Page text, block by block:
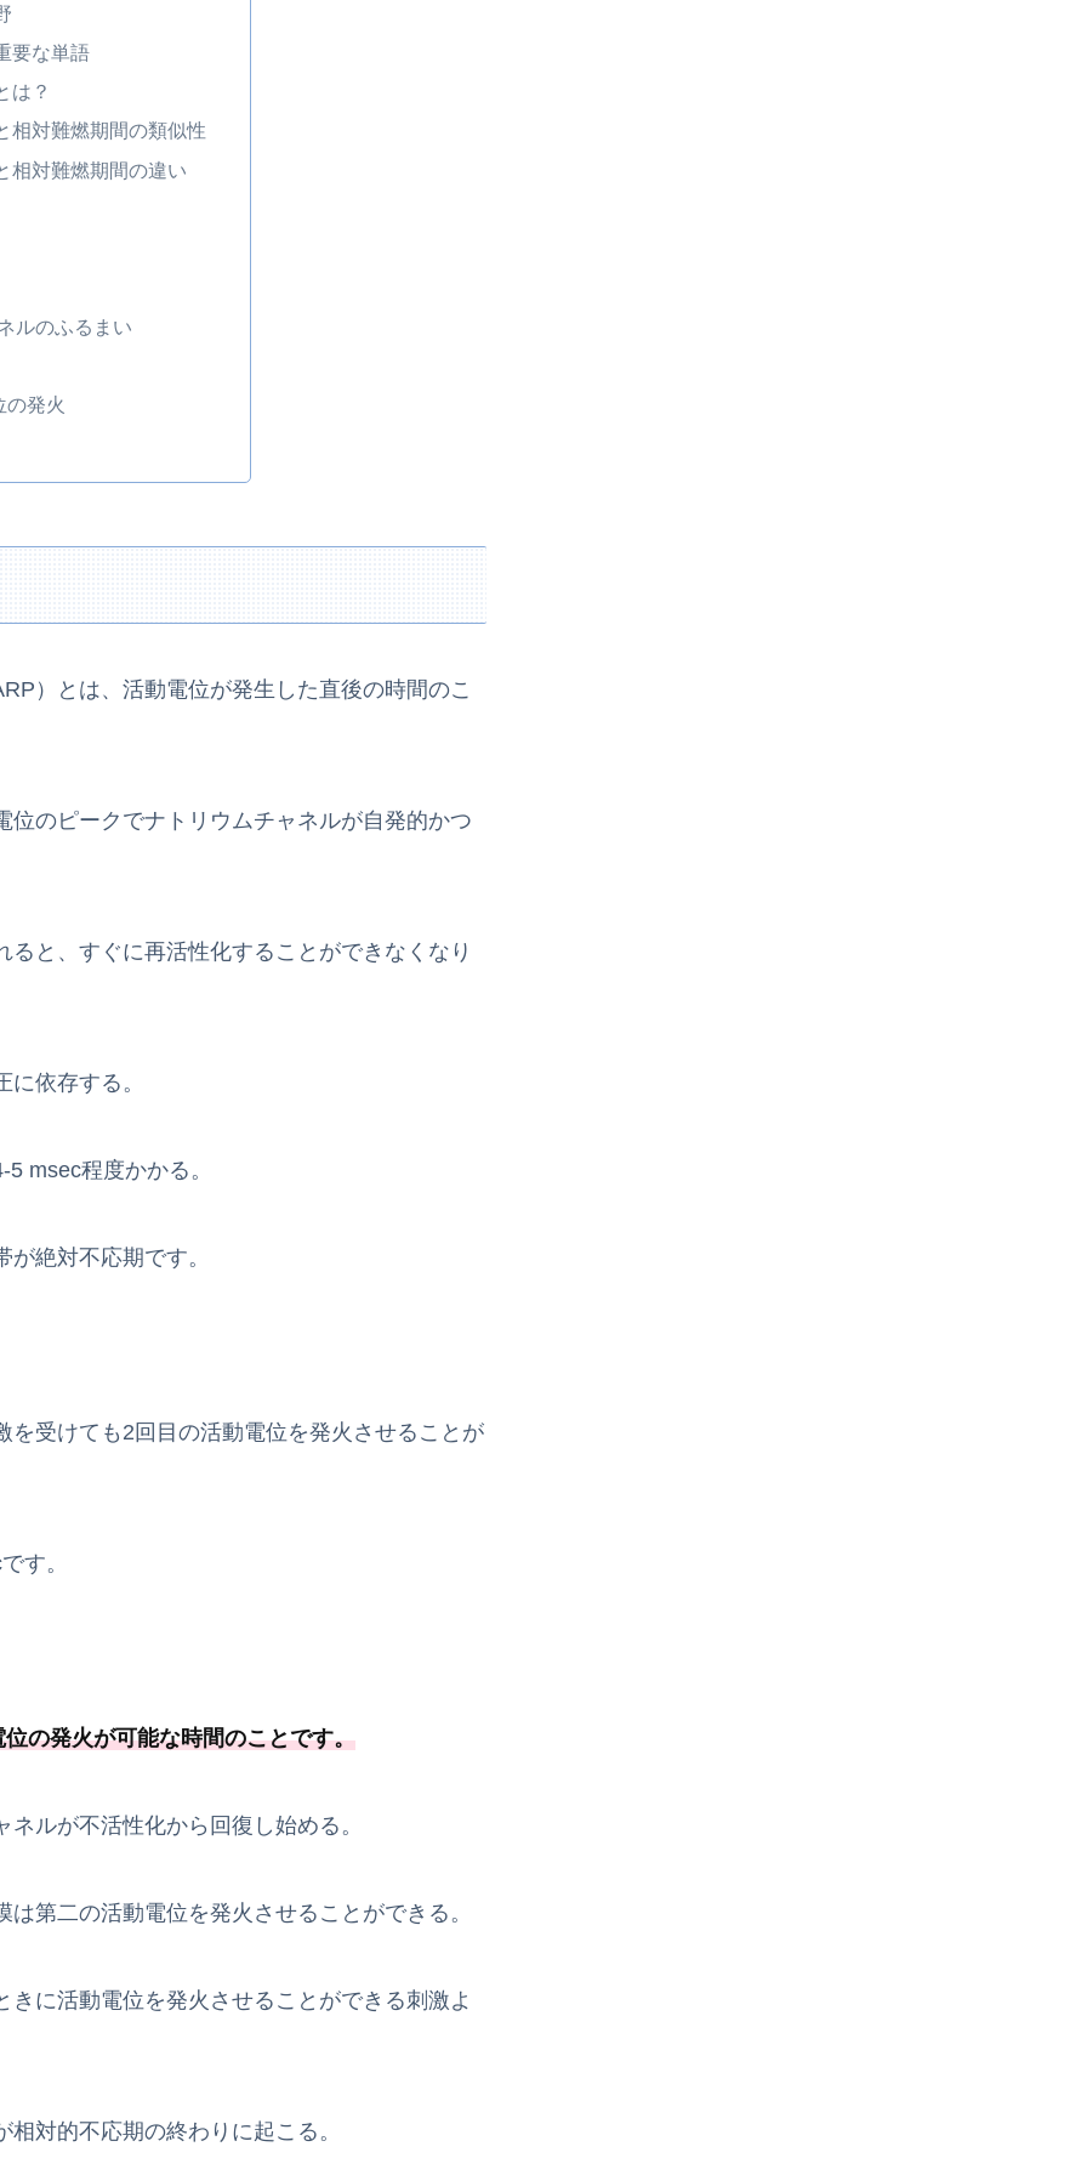
要な単語
は？
相対難燃期間の類似性
相対難燃期間の違い
ルのふるまい
の発火
）とは、活動電位が発生した直後の時間のこ
のピークでナトリウムチャネルが自発的かつ
と、すぐに再活性化することができなくなり
依存する。
msec程度かかる。
絶対不応期です。
受けても2回目の活動電位を発火させることが
す。
の発火が可能な時間のことです。
ルが不活性化から回復し始める。
第二の活動電位を発火させることができる。
に活動電位を発火させることができる刺激よ
対的不応期の終わりに起こる。